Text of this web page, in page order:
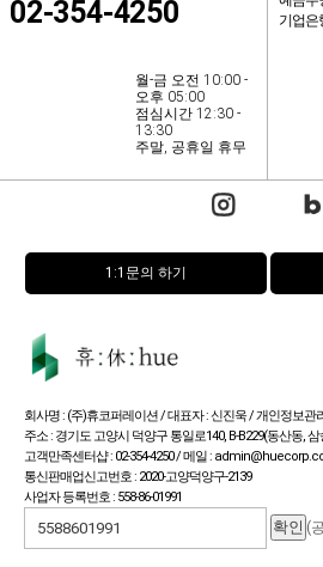
02-354-4250
월-금 오전 10:00 -
오후 05:00
점심시간 12:30 -
13:30
주말, 공휴일 휴무
기업은
1:1문의 하기
회사명 : (주)휴코퍼레이션 / 대표자 : 신진욱 / 개인정보관
주소 : 경기도 고양시 덕양구 통일로140, B-B229(동산동,
고객만족센터샵 : 02-354-4250 / 메일 :
통신판매업신고번호 : 2020-고양덕양구-2139
사업자 등록번호 : 558-86-01991
(